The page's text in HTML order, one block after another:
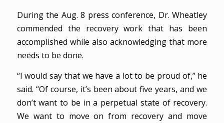
During the Aug. 8 press conference, Dr. Wheatley
commended the recovery work that has been
accomplished while also acknowledging that more
needs to be done.
“I would say that we have a lot to be proud of,” he
said. “Of course, it’s been about five years, and we
don’t want to be in a perpetual state of recovery.
We want to move on from recovery and move